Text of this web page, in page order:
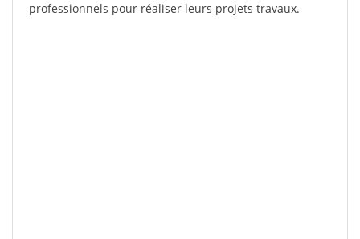
professionnels pour réaliser leurs projets travaux.